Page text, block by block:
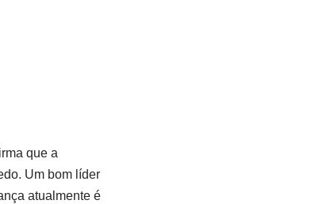
que a
Um bom líder
atualmente é